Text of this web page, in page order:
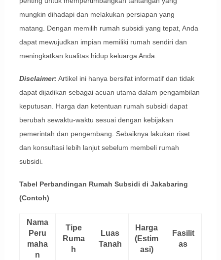
mungkin dihadapi dan melakukan persiapan yang
matang. Dengan memilih rumah subsidi yang tepat, Anda
dapat mewujudkan impian memiliki rumah sendiri dan
meningkatkan kualitas hidup keluarga Anda.
Disclaimer: Artikel ini hanya bersifat informatif dan tidak
dapat dijadikan sebagai acuan utama dalam pengambilan
keputusan. Harga dan ketentuan rumah subsidi dapat
berubah sewaktu-waktu sesuai dengan kebijakan
pemerintah dan pengembang. Sebaiknya lakukan riset
dan konsultasi lebih lanjut sebelum membeli rumah
subsidi.
Tabel Perbandingan Rumah Subsidi di Jakabaring
(Contoh)
Nama
Peru
maha
n
Tipe
Ruma
h
Luas
Tanah
Harga
(Estim
asi)
Fasilit
as